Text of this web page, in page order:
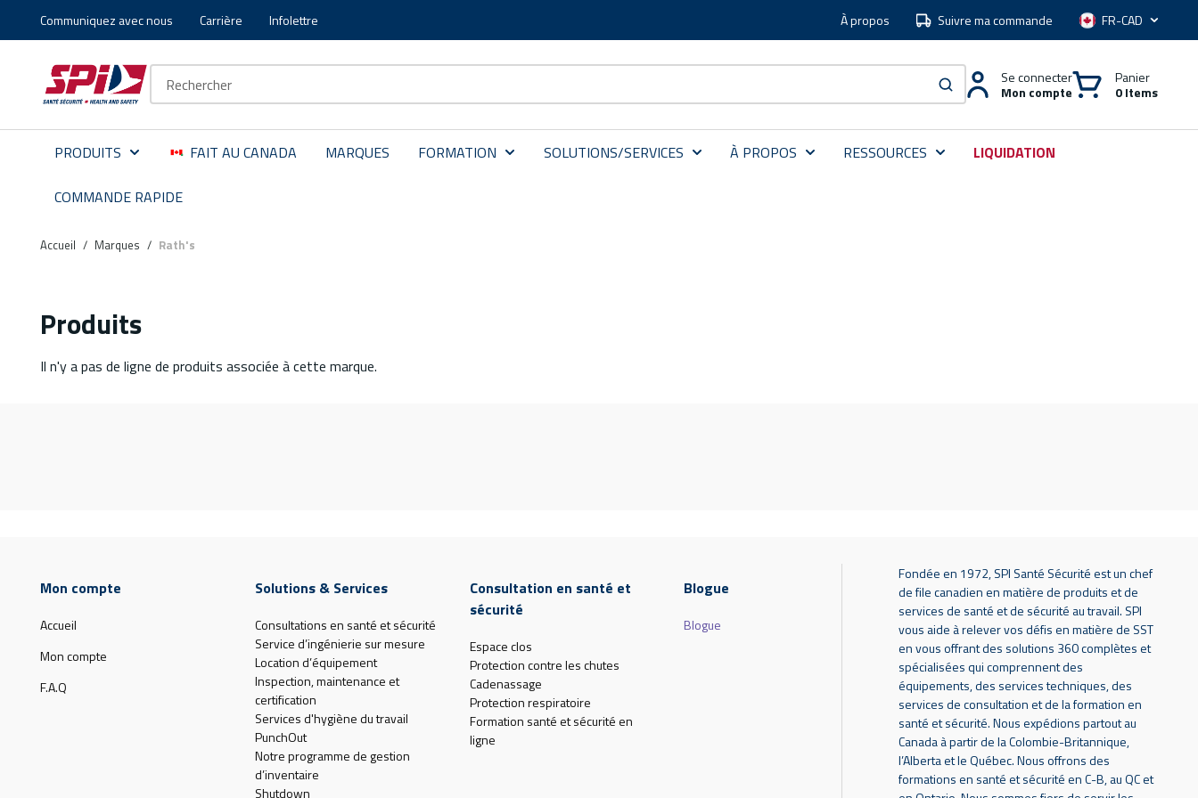
Aller au contenu principal
Skip to menu
Skip to footer
Communiquez avec nous Carrière Infolettre À propos Suivre ma commande Langue
soumettre une recherche
Se connecter
Mon compte
Panier
0 Items
PRODUITS FAIT AU CANADA MARQUES FORMATION SOLUTIONS/SERVICES À PROPOS RESSOURCES LIQUIDATION
COMMANDE RAPIDE
Accueil / Marques / Rath's
Produits
Il n'y a pas de ligne de produits associée à cette marque.
Mon compte
Accueil
Mon compte
F.A.Q
Solutions & Services
Consultations en santé et sécurité
Service d’ingénierie sur mesure
Location d’équipement
Inspection, maintenance et
certification
Services d'hygiène du travail
PunchOut
Notre programme de gestion
d’inventaire
Shutdown
Consultation en santé et
sécurité
Espace clos
Protection contre les chutes
Cadenassage
Protection respiratoire
Formation santé et sécurité en
ligne
Blogue
Blogue
Fondée en 1972, SPI Santé Sécurité est un chef
de file canadien en matière de produits et de
services de santé et de sécurité au travail. SPI
vous aide à relever vos défis en matière de SST
en vous offrant des solutions 360 complètes et
spécialisées qui comprennent des
équipements, des services techniques, des
services de consultation et de la formation en
santé et sécurité. Nous expédions partout au
Canada à partir de la Colombie-Britannique,
l’Alberta et le Québec. Nous offrons des
formations en santé et sécurité en C-B, au QC et